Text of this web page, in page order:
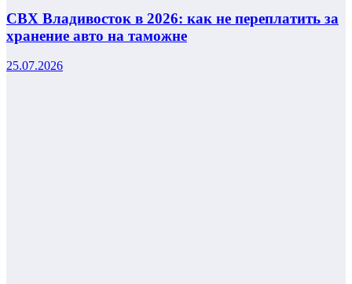
СВХ Владивосток в 2026: как не переплатить за
хранение авто на таможне
25.07.2026